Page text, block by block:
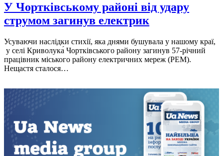
У Чортківському районі від удару
струмом загинув електрик
Усуваючи наслідки стихії, яка днями бушувала у нашому краї,
у селі Криволука́ Чортківського району загинув 57-річний
працівник міського району електричних мереж (РЕМ).
Нещастя сталося…